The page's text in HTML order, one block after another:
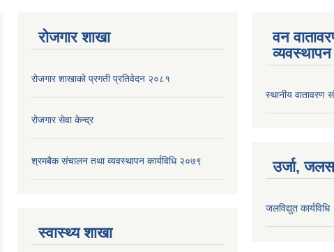
रोजगार शाखा
रोजगार शाखाको प्रगती प्रतिवेदन २०८१
रोजगार सेवा केन्द्र
श्रमबैक संचालन तथा व्यवस्थापन कार्यविधि २०७९
स्वास्थ्य शाखा
वन
स्थानीय वातावरण
उर्जा,
जलविद्युत कार्यविधि